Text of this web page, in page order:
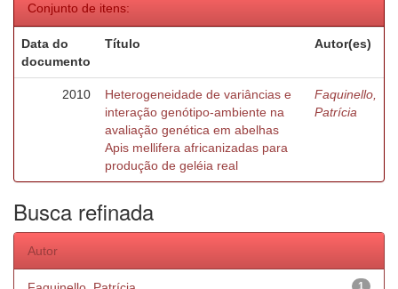
Conjunto de itens:
Data do
documento
Título Autor(es)
2010
Heterogeneidade de variâncias e
interação genótipo-ambiente na
avaliação genética em abelhas
Apis mellifera africanizadas para
produção de geléia real
Faquinello,
Patrícia
Busca refinada
Autor
1